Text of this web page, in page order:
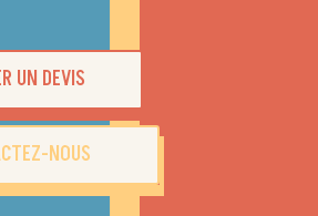
UN DEVIS
NOUS